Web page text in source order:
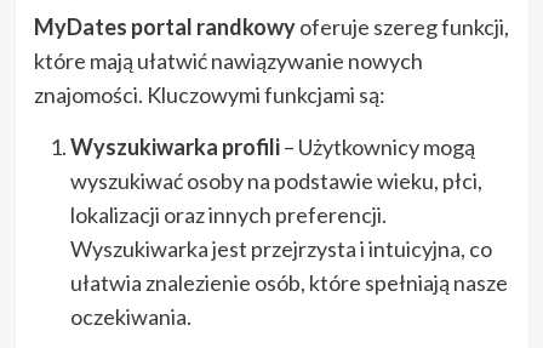
MyDates portal randkowyoferuje szereg funkcji,
które mają ułatwić nawiązywanie nowych
znajomości. Kluczowymi funkcjami są:
Wyszukiwarka profili– Użytkownicy mogą
wyszukiwać osoby na podstawie wieku, płci,
lokalizacji oraz innych preferencji.
Wyszukiwarka jest przejrzysta i intuicyjna, co
ułatwia znalezienie osób, które spełniają nasze
oczekiwania.